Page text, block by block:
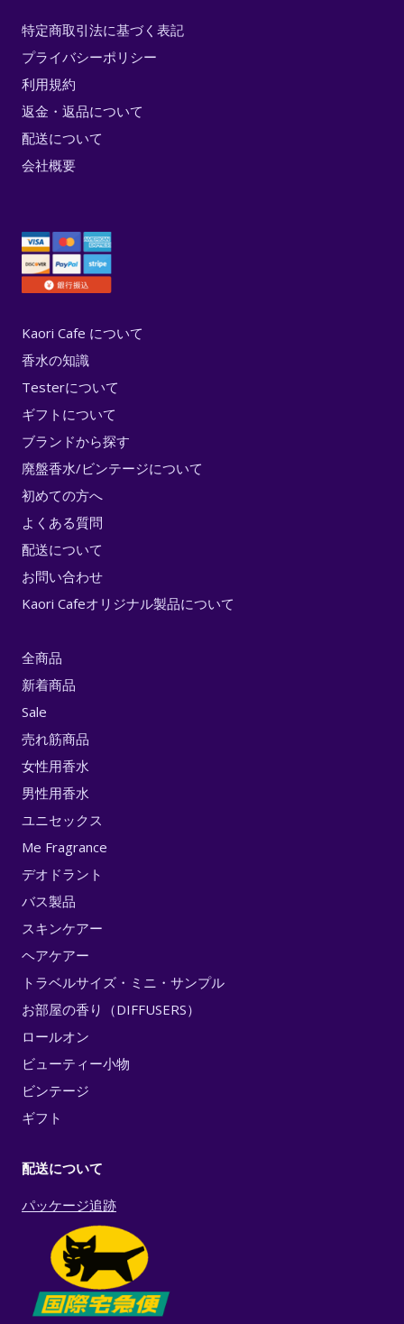
特定商取引法に基づく表記
プライバシーポリシー
利用規約
返金・返品について
配送について
会社概要
Kaori Cafe について
香水の知識
Testerについて
ギフトについて
ブランドから探す
廃盤香水/ビンテージについて
初めての方へ
よくある質問
配送について
お問い合わせ
Kaori Cafeオリジナル製品について
全商品
新着商品
Sale
売れ筋商品
女性用香水
男性用香水
ユニセックス
Me Fragrance
デオドラント
バス製品
スキンケアー
ヘアケアー
トラベルサイズ・ミニ・サンプル
お部屋の香り（DIFFUSERS）
ロールオン
ビューティー小物
ビンテージ
ギフト
配送について
パッケージ追跡